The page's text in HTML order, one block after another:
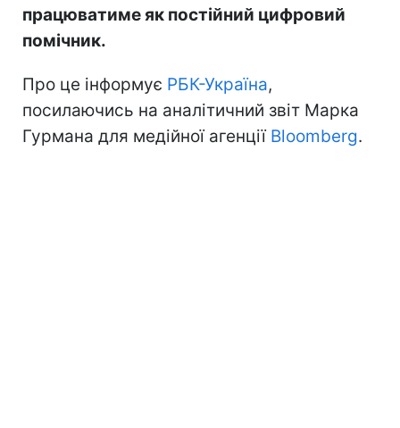
працюватиме як постійний цифровий
помічник.
Про це інформує РБК-Україна,
посилаючись на аналітичний звіт Марка
Гурмана для медійної агенції Bloomberg.